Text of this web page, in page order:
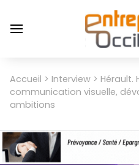
au
contenu
Menu
du
compte
l'utilisateur
Fil
d'Ariane
Accueil Interview
Hérault.
communication visuelle,
ambitions